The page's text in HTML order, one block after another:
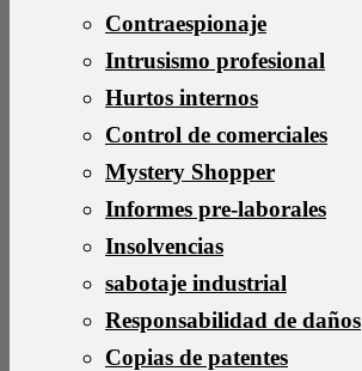
Contraespionaje
Intrusismo profesional
Hurtos internos
Control de comerciales
Mystery Shopper
Informes pre-laborales
Insolvencias
sabotaje industrial
Responsabilidad de daños
Copias de patentes